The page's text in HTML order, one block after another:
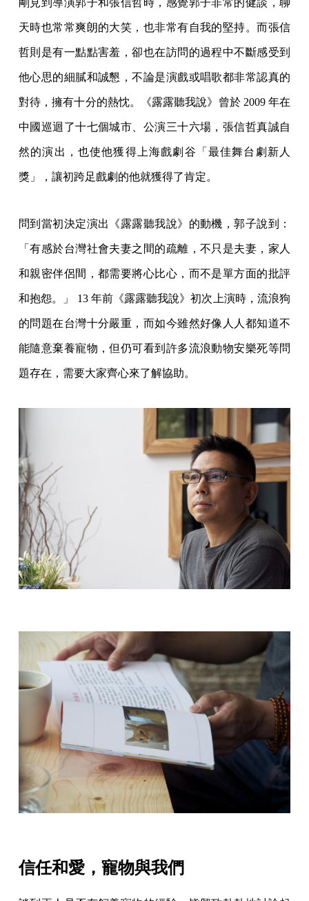
天時也常常爽朗的大笑，也非常有自我的堅持。而張信
哲則是有一點點害羞，卻也在訪問的過程中不斷感受到
他心思的細膩和誠懇，不論是演戲或唱歌都非常認真的
對待，擁有十分的熱忱。《露露聽我說》曾於 2009 年在
中國巡迴了十七個城市、公演三十六場，張信哲真誠自
然的演出，也使他獲得上海戲劇谷「最佳舞台劇新人
獎」，讓初跨足戲劇的他就獲得了肯定。
問到當初決定演出《露露聽我說》的動機，郭子說到：
「有感於台灣社會夫妻之間的疏離，不只是夫妻，家人
和親密伴侶間，都需要將心比心，而不是單方面的批評
和抱怨。」 13 年前《露露聽我說》初次上演時，流浪狗
的問題在台灣十分嚴重，而如今雖然好像人人都知道不
能隨意棄養寵物，但仍可看到許多流浪動物安樂死等問
題存在，需要大家齊心來了解協助。
信任和愛，寵物與我們